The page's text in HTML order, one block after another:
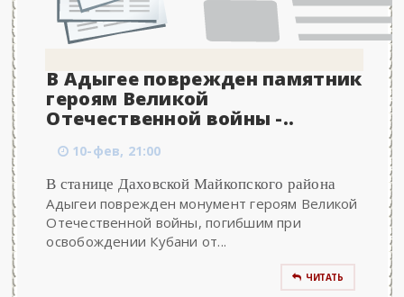
В Адыгее поврежден памятник
героям Великой
Отечественной войны -..
10-фев, 21:00
В станице Даховской Майкопского района
Адыгеи поврежден монумент героям Великой
Отечественной войны, погибшим при
освобождении Кубани от...
ЧИТАТЬ